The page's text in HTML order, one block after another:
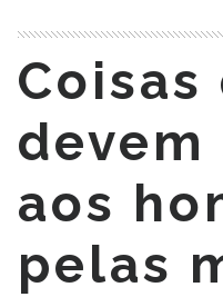
Coisas
aos
pelas